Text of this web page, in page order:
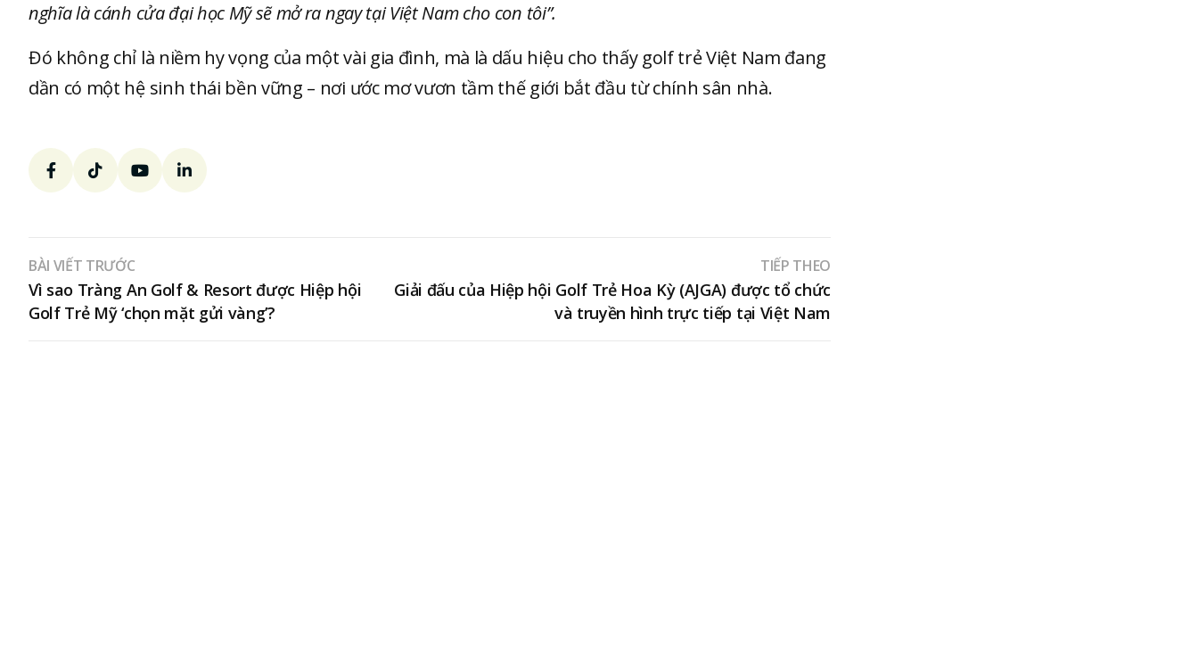
nghĩa là cánh cửa đại học Mỹ sẽ mở ra ngay tại Việt Nam cho con tôi”.
Đó không chỉ là niềm hy vọng của một vài gia đình, mà là dấu hiệu cho thấy golf trẻ Việt Nam đang
dần có một hệ sinh thái bền vững – nơi ước mơ vươn tầm thế giới bắt đầu từ chính sân nhà.
BÀI VIẾT TRƯỚC
Vì sao Tràng An Golf & Resort được Hiệp hội
Golf Trẻ Mỹ ‘chọn mặt gửi vàng’?
TIẾP THEO
Giải đấu của Hiệp hội Golf Trẻ Hoa Kỳ (AJGA) được tổ chức
và truyền hình trực tiếp tại Việt Nam